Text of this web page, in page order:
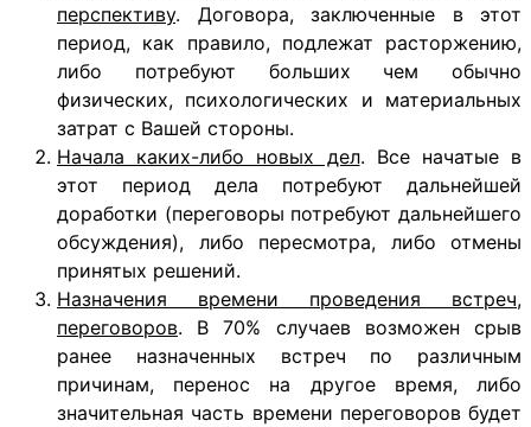
перспективу. Договора, заключенные в этот
период, как правило, подлежат расторжению,
либо потребуют больших чем обычно
физических, психологических и материальных
затрат с Вашей стороны.
Начала каких-либо новых дел. Все начатые в
этот период дела потребуют дальнейшей
доработки (переговоры потребуют дальнейшего
обсуждения), либо пересмотра, либо отмены
принятых решений.
Назначения времени проведения встреч,
переговоров. В 70% случаев возможен срыв
ранее назначенных встреч по различным
причинам, перенос на другое время, либо
значительная часть времени переговоров будет